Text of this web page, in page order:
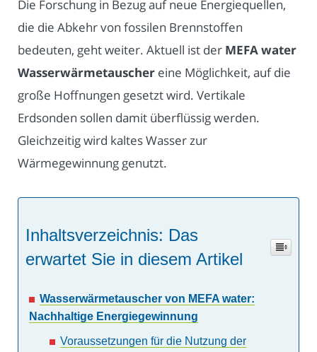
Die Forschung in Bezug auf neue Energiequellen,
die die Abkehr von fossilen Brennstoffen
bedeuten, geht weiter. Aktuell ist der MEFA water
Wasserwärmetauscher eine Möglichkeit, auf die
große Hoffnungen gesetzt wird. Vertikale
Erdsonden sollen damit überflüssig werden.
Gleichzeitig wird kaltes Wasser zur
Wärmegewinnung genutzt.
Inhaltsverzeichnis: Das
erwartet Sie in diesem Artikel
Wasserwärmetauscher von MEFA water:
Nachhaltige Energiegewinnung
Voraussetzungen für die Nutzung der